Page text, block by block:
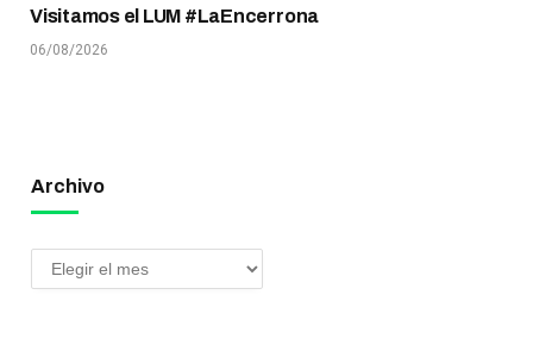
Visitamos el LUM #LaEncerrona
06/08/2026
Archivo